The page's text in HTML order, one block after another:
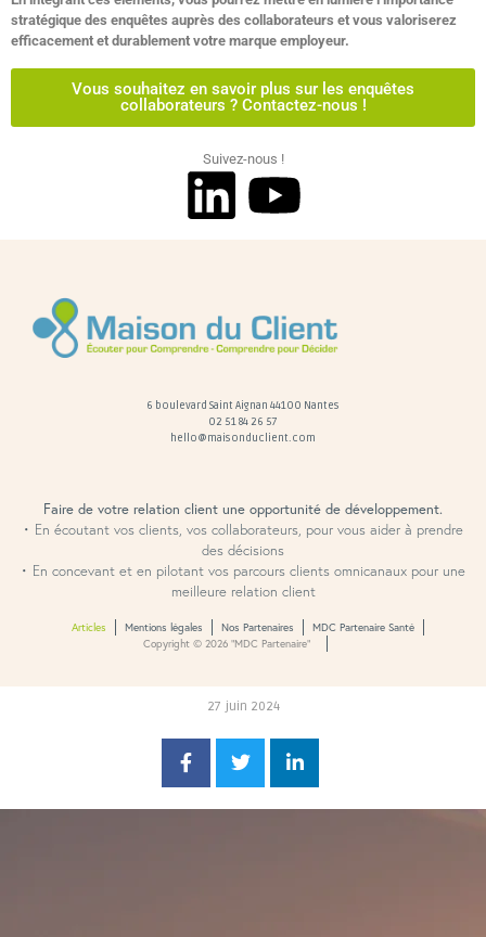
stratégique des enquêtes auprès des collaborateurs et vous valoriserez
efficacement et durablement votre marque employeur.
Vous souhaitez en savoir plus sur les enquêtes
collaborateurs ? Contactez-nous !
Suivez-nous !
6 boulevard Saint Aignan 44100 Nantes
02 51 84 26 57
hello@maisonduclient.com
Faire de votre relation client une opportunité de développement.
• En écoutant vos clients, vos collaborateurs, pour vous aider à prendre
des décisions
• En concevant et en pilotant vos parcours clients omnicanaux pour une
meilleure relation client
Articles Mentions légales Nos Partenaires
MDC Partenaire Santé
Copyright © 2026 “MDC Partenaire”
27 juin 2024